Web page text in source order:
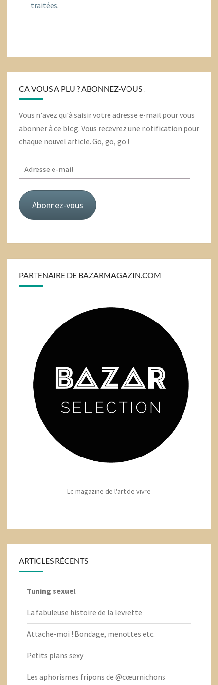
traitées.
CA VOUS A PLU ? ABONNEZ-VOUS !
Vous n'avez qu'à saisir votre adresse e-mail pour vous
abonner à ce blog. Vous recevrez une notification pour
chaque nouvel article. Go, go, go !
Adresse
e-
mail
Abonnez-vous
PARTENAIRE DE BAZARMAGAZIN.COM
Le magazine de l'art de vivre
ARTICLES RÉCENTS
Tuning sexuel
La fabuleuse histoire de la levrette
Attache-moi ! Bondage, menottes etc.
Petits plans sexy
Les aphorismes fripons de @cœurnichons